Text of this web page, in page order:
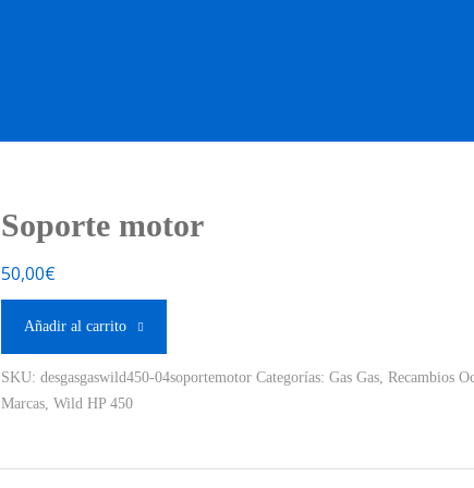
Soporte motor
50,00€
Añadir al carrito
SKU: desgasgaswild450-04soportemotor Categorías: Gas Gas, Recambios
Marcas, Wild HP 450